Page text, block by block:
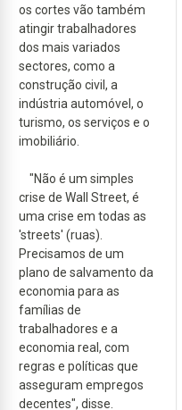
os cortes vão também
atingir trabalhadores
dos mais variados
sectores, como a
construção civil, a
indústria automóvel, o
turismo, os serviços e o
imobiliário.
"Não é um simples
crise de Wall Street, é
uma crise em todas as
'streets' (ruas).
Precisamos de um
plano de salvamento da
economia para as
famílias de
trabalhadores e a
economia real, com
regras e políticas que
asseguram empregos
decentes", disse.